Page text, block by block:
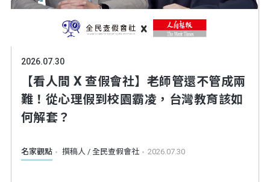
2026.07.27
網傳：「大眾運輸遇人眼神渙散、身體不
受控、口吐白煙、對外界無反應就是吸喪
屍菸彈」為錯誤
食品與醫藥安全 撰稿人 / 全民查假會社 2026.07.27
2026.08.04
看懂民調》民調亂象又起 淪為選舉工具
看懂民調 撰稿人 / 全民查假會社
2026.08.03
網傳：「 屋頂強制設置太陽光電板，8月
即將上路？」為部分正確
2026.07.30
【看人間 X 查假會社】老師管還不管成兩
難！從心理假到校園霸凌，台灣教育該如
何解套？
名家觀點 撰稿人 / 全民查假會社 2026.07.30
2026.07.27
網傳：「大眾運輸遇人眼神渙散、身體不
受控、口吐白煙、對外界無反應就是吸喪
屍菸彈」為錯誤
食品與醫藥安全 撰稿人 / 全民查假會社 2026.07.27
2026.08.04
看懂民調》民調亂象又起 淪為選舉工具
看懂民調 撰稿人 / 全民查假會社